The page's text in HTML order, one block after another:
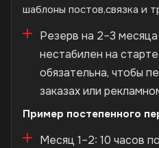
шаблоны постов,связка и
Резерв на 2–3
нестабилен на
обязательна, чтобы
заказах или
Пример постепенного
Месяц 1–2: 10 часов